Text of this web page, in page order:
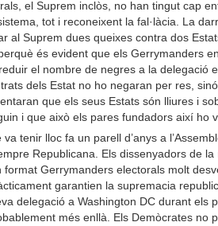
el Suprem inclòs, no han tingut cap
tot i reconeixent la fal·làcia. La
al Suprem dues queixes contra dos
és evident que els Gerrymanders
el nombre de negres a la delegació
dels Estat no ho negaran per res,
que els seus Estats són lliures i
i que això els pares fundadors així ho
tenir lloc fa un parell d’anys a
Republicana. Els dissenyadors de la
format Gerrymanders electorals molt
garantien la supremacia
delegació a Washington DC durant els
més enllà. Els Demòcrates no